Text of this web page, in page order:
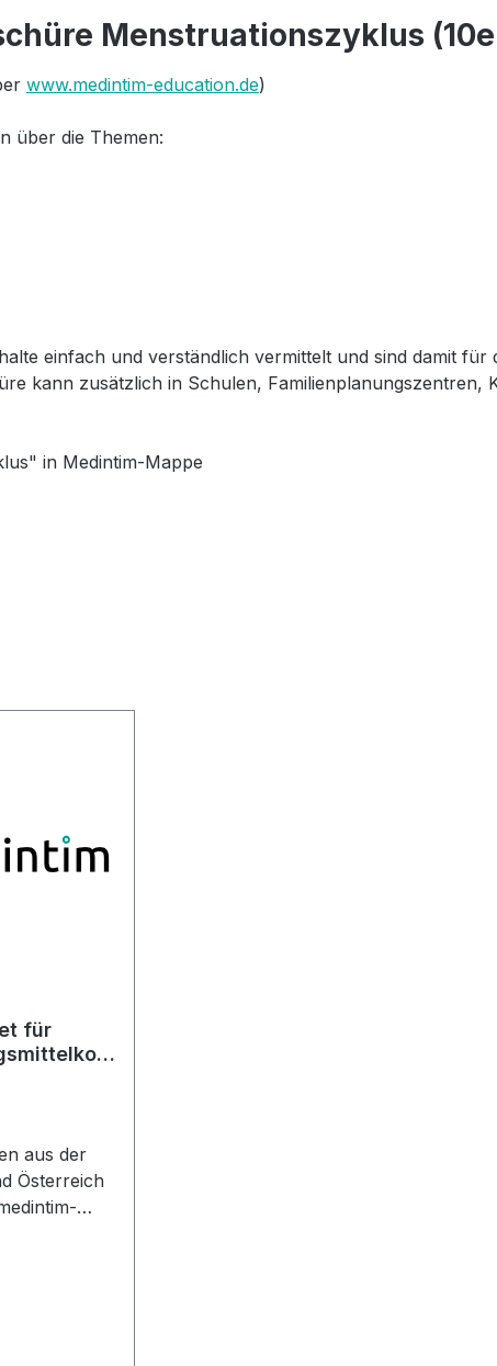
Menstruationszyklus
www.medintim-education.de)
über die Themen:
einfach und verständlich vermittelt und sind damit
kann zusätzlich in Schulen,
in Medintim-Mappe
für
aus der
Österreich